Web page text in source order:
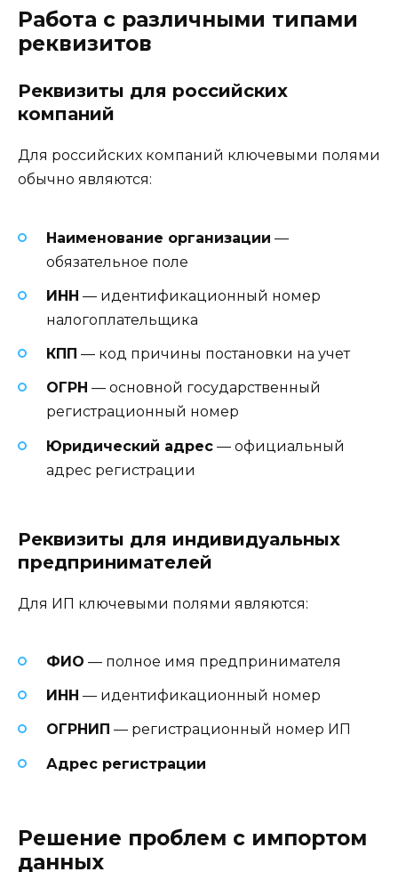
Работа с различными типами
реквизитов
Реквизиты для российских
компаний
Для российских компаний ключевыми полями
обычно являются:
Наименование организации —
обязательное поле
ИНН — идентификационный номер
налогоплательщика
КПП — код причины постановки на учет
ОГРН — основной государственный
регистрационный номер
Юридический адрес — официальный
адрес регистрации
Реквизиты для индивидуальных
предпринимателей
Для ИП ключевыми полями являются:
ФИО — полное имя предпринимателя
ИНН — идентификационный номер
ОГРНИП — регистрационный номер ИП
Адрес регистрации
Решение проблем с импортом
данных